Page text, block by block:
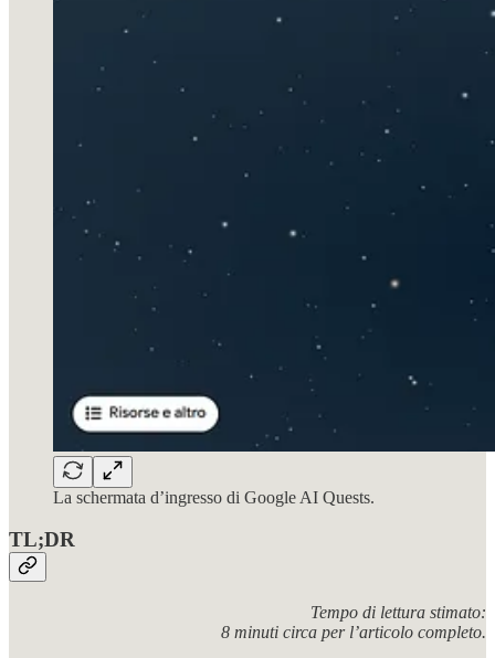
La schermata d’ingresso di Google AI Quests.
TL;DR
Tempo di lettura stimato:
8 minuti circa per l’articolo completo.